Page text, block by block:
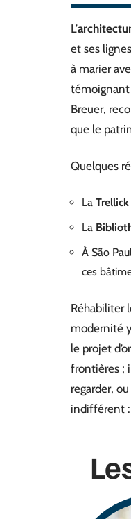
L’
et ses
à marier
témoignant
Breuer,
que le
Quelques
La
La
À São
ces
Réhabiliter
modernité
le projet
frontières ;
regarder,
indifférent :